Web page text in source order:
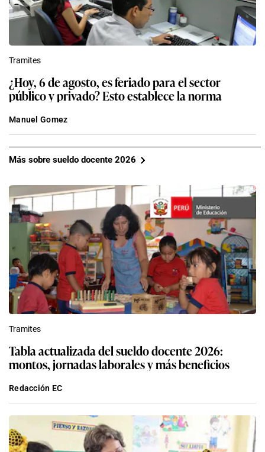
Tramites
¿Hoy, 6 de agosto, es feriado para el sector
público y privado? Esto establece la norma
Manuel Gomez
Más sobre sueldo docente 2026
Tramites
Tabla actualizada del sueldo docente 2026:
montos, jornadas laborales y más beneficios
Redacción EC